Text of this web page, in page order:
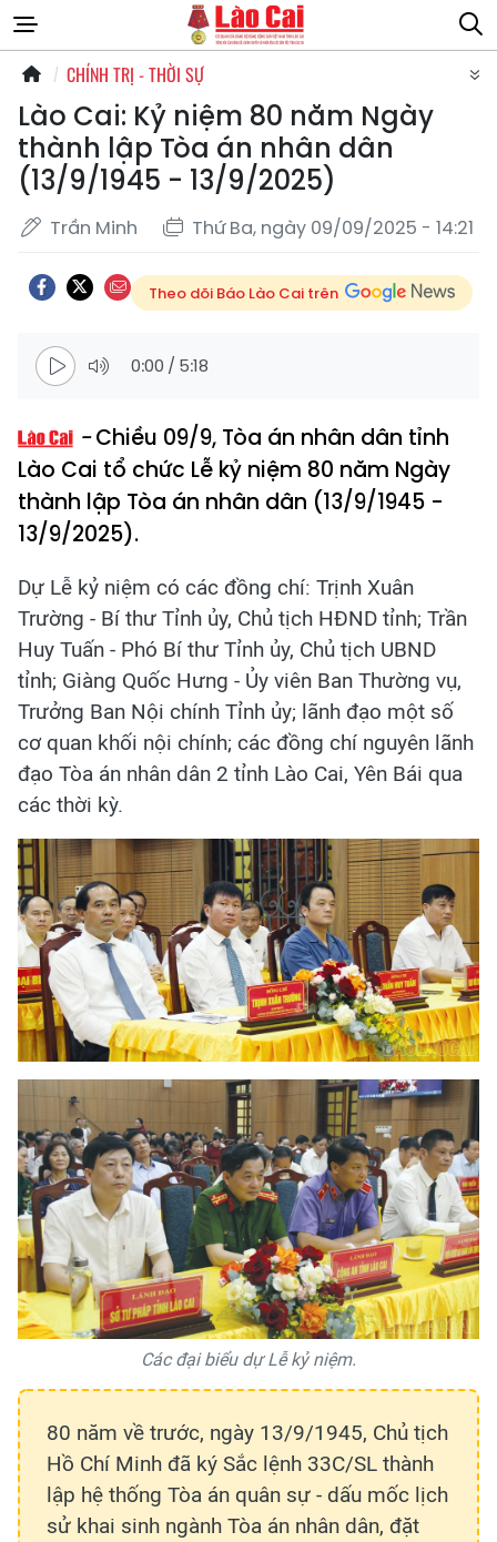
CHÍNH TRỊ - THỜI SỰ
Lào Cai: Kỷ niệm 80 năm Ngày
thành lập Tòa án nhân dân
(13/9/1945 - 13/9/2025)
Trần Minh Thứ Ba, ngày 09/09/2025 - 14:21
Theo dõi Báo Lào Cai trên
0:00 / 5:18
Chiều 09/9, Tòa án nhân dân tỉnh
Lào Cai tổ chức Lễ kỷ niệm 80 năm Ngày
thành lập Tòa án nhân dân (13/9/1945 -
13/9/2025).
Dự Lễ kỷ niệm có các đồng chí: Trịnh Xuân
Trường - Bí thư Tỉnh ủy, Chủ tịch HĐND tỉnh; Trần
Huy Tuấn - Phó Bí thư Tỉnh ủy, Chủ tịch UBND
tỉnh; Giàng Quốc Hưng - Ủy viên Ban Thường vụ,
Trưởng Ban Nội chính Tỉnh ủy; lãnh đạo một số
cơ quan khối nội chính; các đồng chí nguyên lãnh
đạo Tòa án nhân dân 2 tỉnh Lào Cai, Yên Bái qua
các thời kỳ.
Các đại biểu dự Lễ kỷ niệm.
80 năm về trước, ngày 13/9/1945, Chủ tịch
Hồ Chí Minh đã ký Sắc lệnh 33C/SL thành
lập hệ thống Tòa án quân sự - dấu mốc lịch
sử khai sinh ngành Tòa án nhân dân, đặt